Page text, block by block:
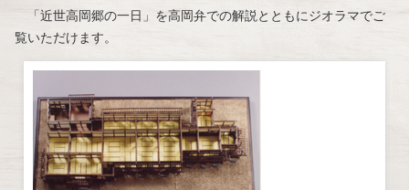
「近世高岡郷の一日」を高岡弁での解説とともにジオラマでご
覧いただけます。